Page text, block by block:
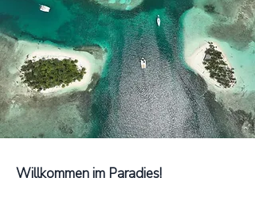
Willkommen im Paradies!